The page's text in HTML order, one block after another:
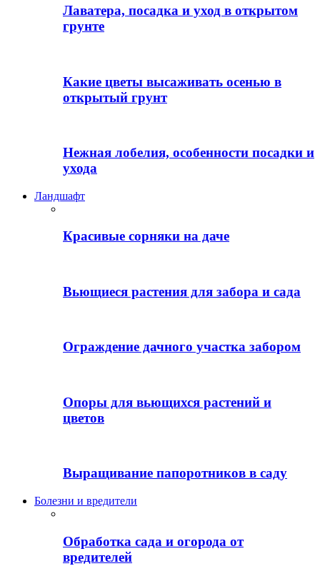
Лаватера, посадка и уход в открытом
грунте
Какие цветы высаживать осенью в
открытый грунт
Нежная лобелия, особенности посадки и
ухода
Ландшафт
Красивые сорняки на даче
Вьющиеся растения для забора и сада
Ограждение дачного участка забором
Опоры для вьющихся растений и
цветов
Выращивание папоротников в саду
Болезни и вредители
Обработка сада и огорода от
вредителей